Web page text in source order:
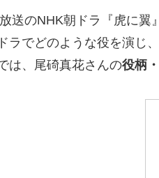
送のNHK朝ドラ『虎に翼
ラでどのような役を演じ
は、尾碕真花さんの役柄